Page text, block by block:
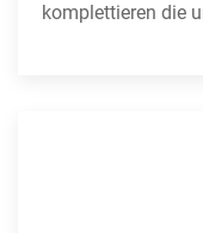
komplettieren die